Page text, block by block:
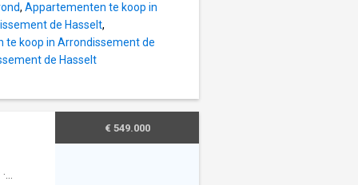
, Appartementen te koop in
de Hasselt,
te koop in Arrondissement de
de Hasselt
·
€ 549.000